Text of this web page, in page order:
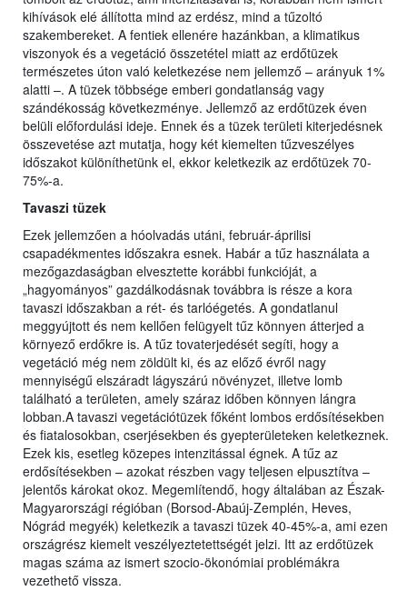
kihívások elé állította mind az erdész, mind a tűzoltó
szakembereket. A fentiek ellenére hazánkban, a klimatikus
viszonyok és a vegetáció összetétel miatt az erdőtüzek
természetes úton való keletkezése nem jellemző – arányuk 1%
alatti –. A tüzek többsége emberi gondatlanság vagy
szándékosság következménye. Jellemző az erdőtüzek éven
belüli előfordulási ideje. Ennek és a tüzek területi kiterjedésnek
összevetése azt mutatja, hogy két kiemelten tűzveszélyes
időszakot különíthetünk el, ekkor keletkezik az erdőtüzek 70-
75%-a.
Tavaszi tüzek
Ezek jellemzően a hóolvadás utáni, február-áprilisi
csapadékmentes időszakra esnek. Habár a tűz használata a
mezőgazdaságban elvesztette korábbi funkcióját, a
„hagyományos” gazdálkodásnak továbbra is része a kora
tavaszi időszakban a rét- és tarlóégetés. A gondatlanul
meggyújtott és nem kellően felügyelt tűz könnyen átterjed a
környező erdőkre is. A tűz tovaterjedését segíti, hogy a
vegetáció még nem zöldült ki, és az előző évről nagy
mennyiségű elszáradt lágyszárú növényzet, illetve lomb
található a területen, amely száraz időben könnyen lángra
lobban.A tavaszi vegetációtüzek főként lombos erdősítésekben
és fiatalosokban, cserjésekben és gyepterületeken keletkeznek.
Ezek kis, esetleg közepes intenzitással égnek. A tűz az
erdősítésekben – azokat részben vagy teljesen elpusztítva –
jelentős károkat okoz. Megemlítendő, hogy általában az Észak-
Magyarországi régióban (Borsod-Abaúj-Zemplén, Heves,
Nógrád megyék) keletkezik a tavaszi tüzek 40-45%-a, ami ezen
országrész kiemelt veszélyeztetettségét jelzi. Itt az erdőtüzek
magas száma az ismert szocio-ökonómiai problémákra
vezethető vissza.